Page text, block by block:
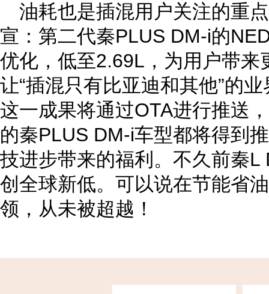
油耗也是插混用户关注的重
宣：第二代秦PLUS DM-i的
优化，低至2.69L，为用户带来
让“插混只有比亚迪和其他”的
这一成果将通过OTA进行推送
的秦PLUS DM-i车型都将得到
技进步带来的福利。不久前秦
创全球新低。可以说在节能省
领，从未被超越！